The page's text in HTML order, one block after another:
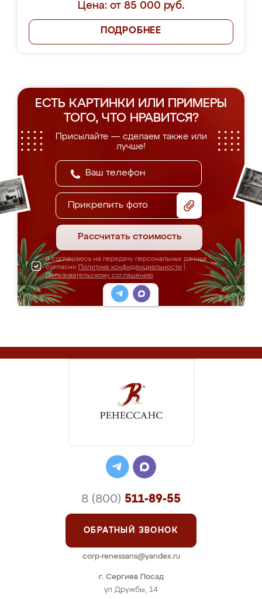
Цена: от 85 000 руб.
ПОДРОБНЕЕ
ЕСТЬ КАРТИНКИ ИЛИ ПРИМЕРЫ
ТОГО, ЧТО НРАВИТСЯ?
Присылайте — сделаем также или
лучше!
Прикрепить фото
Рассчитать стоимость
Я соглашаюсь на передачу персональных данных
согласно Политике конфиденциальности
Пользовательскому соглашению
г. Сергиев Посад
ул Дружбы, 14
8 (800) 511-89-55
ОБРАТНЫЙ ЗВОНОК
corp-renessans@yandex.ru